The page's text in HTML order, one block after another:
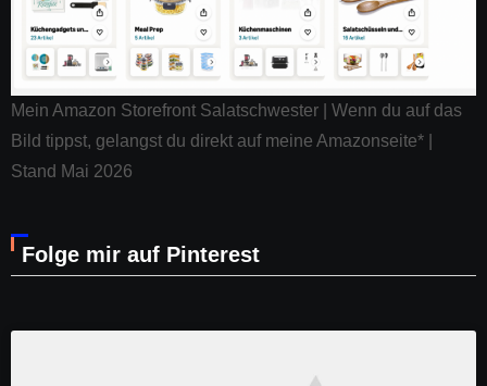
Mein Amazon Storefront Salatschwester | Wenn du auf das
Bild tippst, gelangst du direkt auf meine Amazonseite* |
Stand Mai 2026
Folge mir auf Pinterest